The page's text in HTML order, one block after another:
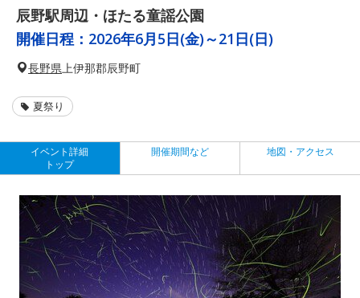
辰野駅周辺・ほたる童謡公園
開催日程： 2026年6月5日(金)～21日(日)
長野県 上伊那郡辰野町
夏祭り
イベント詳細
トップ
開催期間など 地図・アクセス